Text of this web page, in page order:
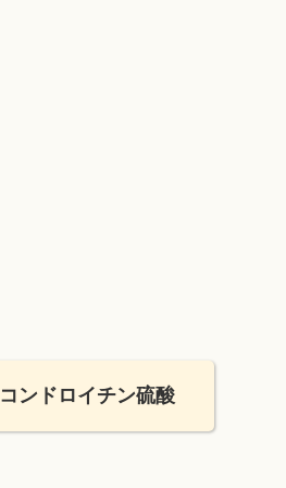
コンドロイチン硫酸